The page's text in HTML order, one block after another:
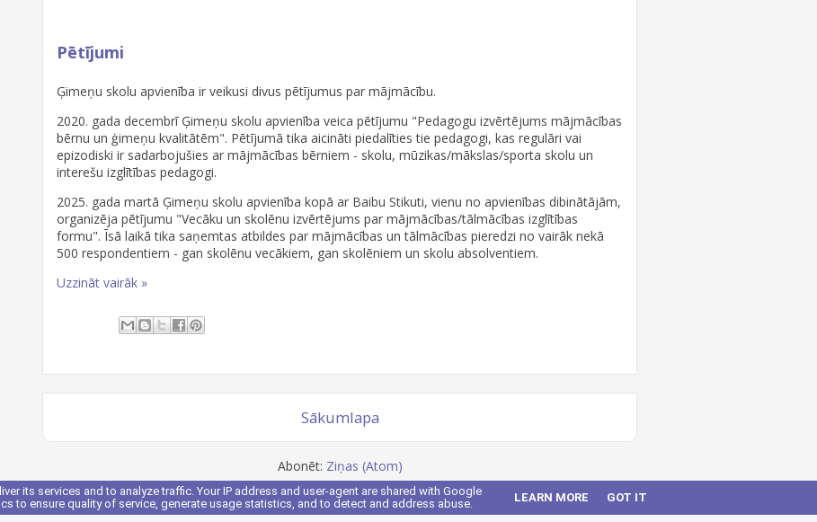
Pētījumi
Ģimeņu skolu apvienība ir veikusi divus pētījumus par mājmācību.
2020. gada decembrī Ģimeņu skolu apvienība veica pētījumu "Pedagogu izvērtējums mājmācības
bērnu un ģimeņu kvalitātēm". Pētījumā tika aicināti piedalīties tie pedagogi, kas regulāri vai
epizodiski ir sadarbojušies ar mājmācības bērniem - skolu, mūzikas/mākslas/sporta skolu un
interešu izglītības pedagogi.
2025. gada martā Ģimeņu skolu apvienība kopā ar Baibu Stikuti, vienu no apvienības dibinātājām,
organizēja pētījumu "Vecāku un skolēnu izvērtējums par mājmācības/tālmācības izglītības
formu". Īsā laikā tika saņemtas atbildes par mājmācības un tālmācības pieredzi no vairāk nekā
500 respondentiem - gan skolēnu vecākiem, gan skolēniem un skolu absolventiem.
Uzzināt vairāk »
Sākumlapa
Abonēt: Ziņas (Atom)
its services and to analyze traffic. Your IP address and user-agent are shared with Google
to ensure quality of service, generate usage statistics, and to detect and address abuse.
LEARN MORE GOT IT